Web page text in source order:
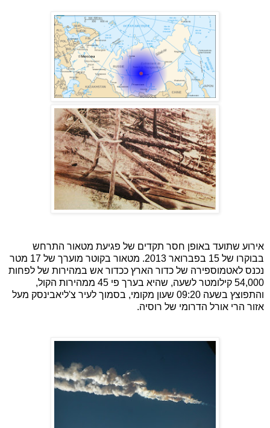
אירוע שתועד באופן חסר תקדים של פגיעת מטאור התרחש
בבוקרו של 15 בפברואר 2013. מטאור בקוטר מוערך של 17 מטר
נכנס לאטמוספירה של כדור הארץ ככדור אש במהירות של לפחות
54,000 קילומטר לשעה, שהיא בערך פי 45 ממהירות הקול,
והתפוצץ בשעה 09:20 שעון מקומי, בסמוך לעיר צ'ליאבינסק מעל
אזור הרי אורל הדרומי של רוסיה.